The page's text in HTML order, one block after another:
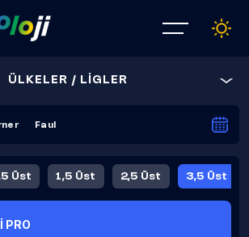
ÜLKELER / LİGLER
Faul
Üst 1,5 Üst 2,5 Üst 3,5 Üst
PRO